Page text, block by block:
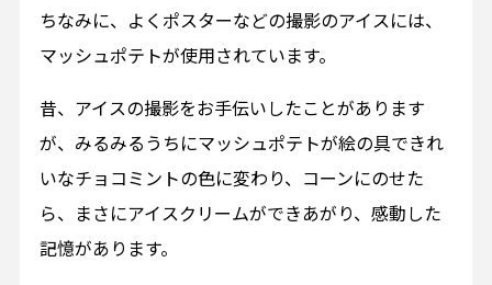
ちなみに、よくポスターなどの撮影のアイスには、
マッシュポテトが使用されています。
昔、アイスの撮影をお手伝いしたことがあります
が、みるみるうちにマッシュポテトが絵の具できれ
いなチョコミントの色に変わり、コーンにのせた
ら、まさにアイスクリームができあがり、感動した
記憶があります。